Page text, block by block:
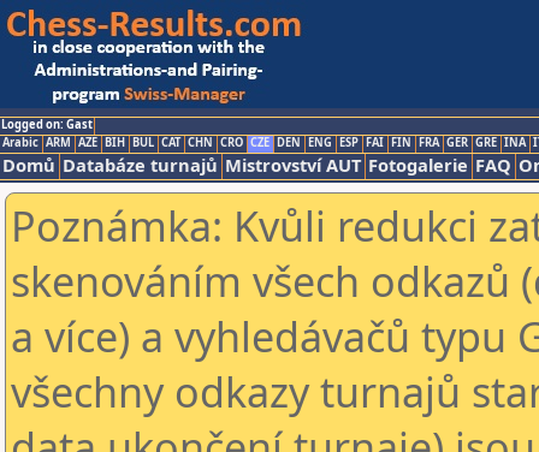
Logged on: Gast
Arabic ARM AZE BIH BUL CAT CHN CRO CZE DEN ENG ESP FAI FIN FRA GER GRE INA
Domů Databáze turnajů Mistrovství AUT Fotogalerie FAQ
Poznámka: Kvůli redukci
skenováním všech odkazů
a více) a vyhledávačů typu
všechny odkazy turnajů